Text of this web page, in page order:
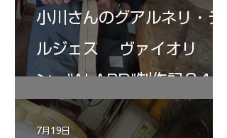
小川さんのグアルネリ・デ
ルジェス ヴァイオリ
ン ”ALARD"制作記３4
7月19日